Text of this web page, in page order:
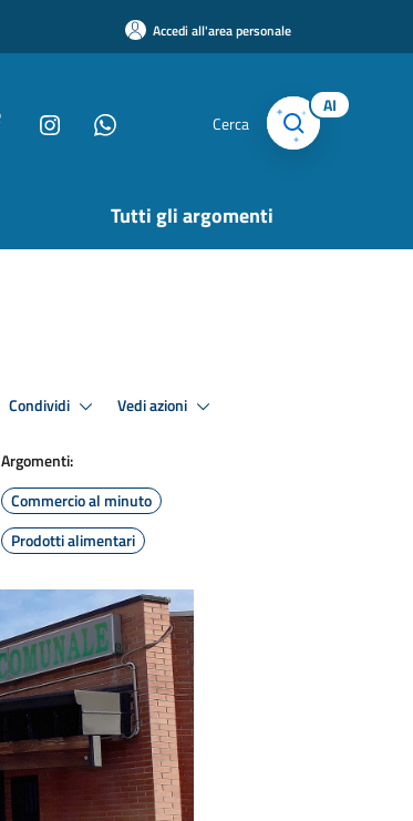
Accedi all'area personale
Cerca
AI
Tutti gli argomenti
Condividi Vedi azioni
Argomenti:
Commercio al minuto
Prodotti alimentari